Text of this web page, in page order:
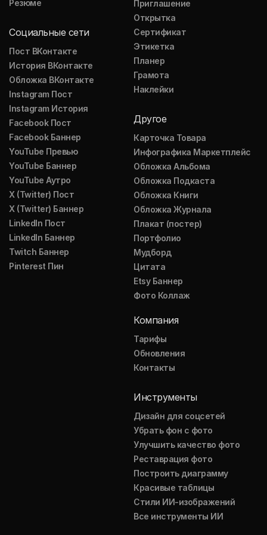
Резюме
Социальные сети
Пост ВКонтакте
История ВКонтакте
Обложка ВКонтакте
Instagram Пост
Instagram История
Facebook Пост
Facebook Баннер
YouTube Превью
YouTube Баннер
YouTube Аутро
X (Twitter) Пост
X (Twitter) Баннер
LinkedIn Пост
LinkedIn Баннер
Twitch Баннер
Pinterest Пин
Приглашение
Открытка
Сертификат
Этикетка
Планер
Грамота
Наклейки
Другое
Карточка Товара
Инфографика Маркетплейс
Обложка Альбома
Обложка Подкаста
Обложка Книги
Обложка Журнала
Плакат (постер)
Портфолио
Мудборд
Цитата
Etsy Баннер
Фото Коллаж
Компания
Тарифы
Обновления
Контакты
Инструменты
Дизайн для соцсетей
Убрать фон с фото
Улучшить качество фото
Реставрация фото
Построить диаграмму
Красивые таблицы
Стили ИИ-изображений
Все инструменты ИИ